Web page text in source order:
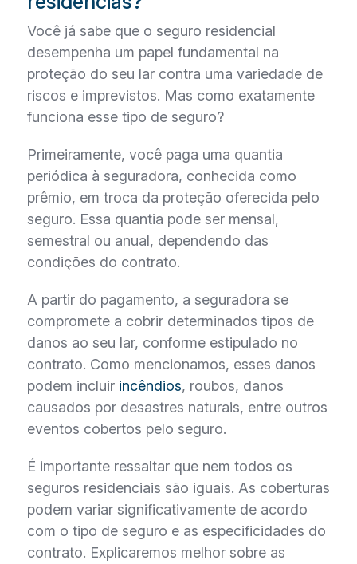
Você já sabe que o seguro residencial
desempenha um papel fundamental na
proteção do seu lar contra uma variedade de
riscos e imprevistos. Mas como exatamente
funciona esse tipo de seguro?
Primeiramente, você paga uma quantia
periódica à seguradora, conhecida como
prêmio, em troca da proteção oferecida pelo
seguro. Essa quantia pode ser mensal,
semestral ou anual, dependendo das
condições do contrato.
A partir do pagamento, a seguradora se
compromete a cobrir determinados tipos de
danos ao seu lar, conforme estipulado no
contrato. Como mencionamos, esses danos
podem incluir incêndios, roubos, danos
causados por desastres naturais, entre outros
eventos cobertos pelo seguro.
É importante ressaltar que nem todos os
seguros residenciais são iguais. As coberturas
podem variar significativamente de acordo
com o tipo de seguro e as especificidades do
contrato. Explicaremos melhor sobre as